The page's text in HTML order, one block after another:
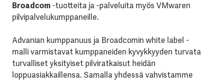
Broadcom-tuotteita ja -palveluita myös VMwaren
pilvipalvelukumppaneille.
Advanian kumppanuus ja Broadcomin white label -
malli varmistavat kumppaneiden kyvykkyyden turvata
turvalliset yksityiset pilviratkaisut heidän
loppuasiakkaillensa. Samalla yhdessä vahvistamme